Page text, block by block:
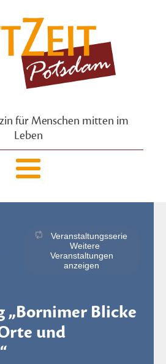
für Menschen mitten im
Leben
Veranstaltungsserie
Weitere
Veranstaltungen
anzeigen
„Bornimer Blicke
und